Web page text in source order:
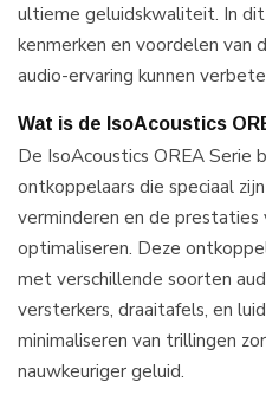
ultieme geluidskwaliteit. In
kenmerken en voordelen van
audio-ervaring kunnen
Wat is de IsoAcoustics
De IsoAcoustics OREA Serie
ontkoppelaars die speciaal
verminderen en de
optimaliseren. Deze
met verschillende soorten
versterkers, draaitafels, en
minimaliseren van trillingen
nauwkeuriger geluid.